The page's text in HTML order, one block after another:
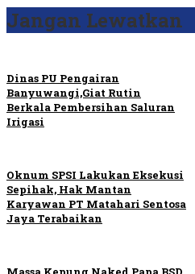
Jangan Lewatkan
Dinas PU Pengairan
Banyuwangi,Giat Rutin
Berkala Pembersihan Saluran
Irigasi
Oknum SPSI Lakukan Eksekusi
Sepihak, Hak Mantan
Karyawan PT Matahari Sentosa
Jaya Terabaikan